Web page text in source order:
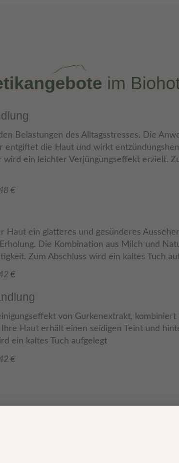
im
Belastungen des Alltagsstresses. Die
entgiftet die Haut und wirkt
wird ein leichter Verjüngungseffekt erzielt.
€
Haut ein glatteres und gesünderes
Die Kombination aus Milch und
Zum Abschluss wird ein kaltes Tuch
€
von Gurkenextrakt,
Haut erhält einen seidigen Teint und
ein kaltes Tuch aufgelegt
€